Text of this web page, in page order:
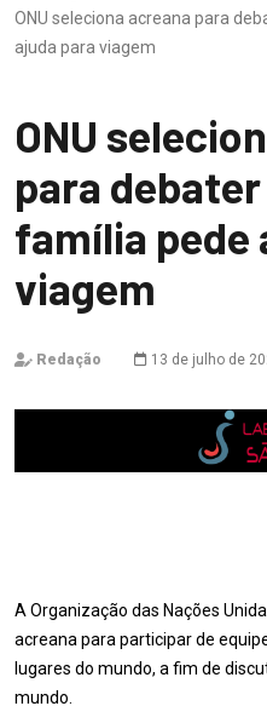
ONU seleciona acreana para
ajuda para viagem
ONU
para
família pede
viagem
Redação 13 de julho de
A Organização das Nações
acreana para participar de
lugares do mundo, a fim de
mundo.